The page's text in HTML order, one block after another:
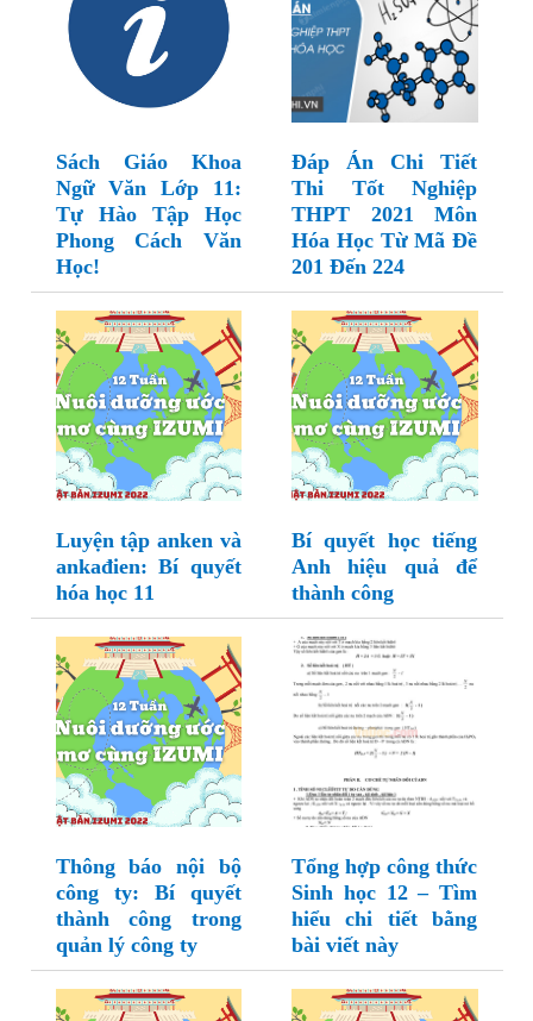
Sách Giáo Khoa
Ngữ Văn Lớp 11:
Tự Hào Tập Học
Phong Cách Văn
Học!
Đáp Án Chi Tiết
Thi Tốt Nghiệp
THPT 2021 Môn
Hóa Học Từ Mã Đề
201 Đến 224
Luyện tập anken và
ankađien: Bí quyết
hóa học 11
Bí quyết học tiếng
Anh hiệu quả để
thành công
Thông báo nội bộ
công ty: Bí quyết
thành công trong
quản lý công ty
Tổng hợp công thức
Sinh học 12 – Tìm
hiểu chi tiết bằng
bài viết này